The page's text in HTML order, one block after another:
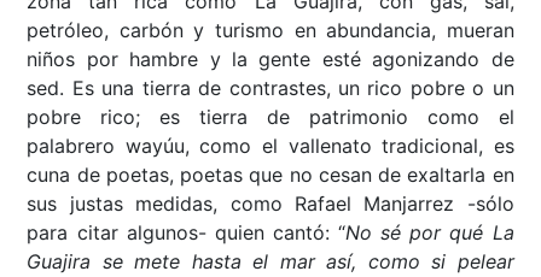
petróleo, carbón y turismo en abundancia, mueran
niños por hambre y la gente esté agonizando de
sed. Es una tierra de contrastes, un rico pobre o un
pobre rico; es tierra de patrimonio como el
palabrero wayúu, como el vallenato tradicional, es
cuna de poetas, poetas que no cesan de exaltarla en
sus justas medidas, como Rafael Manjarrez -sólo
para citar algunos- quien cantó: “No sé por qué La
Guajira se mete hasta el mar así, como si pelear